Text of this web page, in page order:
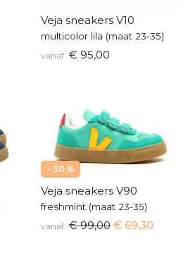
Veja sneakers V10
multicolor lila (maat 23-35)
vanaf € 95,00
- 30 %
Veja sneakers V90
freshmint (maat 23-35)
vanaf € 99,00 € 69,30